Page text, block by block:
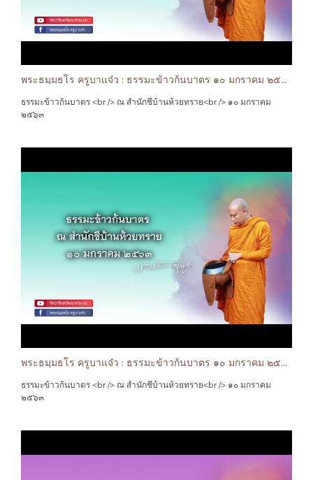
พระธมฺมธโร ครูบาแจ๋ว : ธรรมะข้าวก้นบาตร ๑๐ มกราคม ๒๕๖๓
ธรรมะข้าวก้นบาตร <br /> ณ สำนักชีบ้านห้วยทราย<br /> ๑๐ มกราคม
๒๕๖๓
พระธมฺมธโร ครูบาแจ๋ว : ธรรมะข้าวก้นบาตร ๑๐ มกราคม ๒๕๖๓
ธรรมะข้าวก้นบาตร <br /> ณ สำนักชีบ้านห้วยทราย<br /> ๑๐ มกราคม
๒๕๖๓